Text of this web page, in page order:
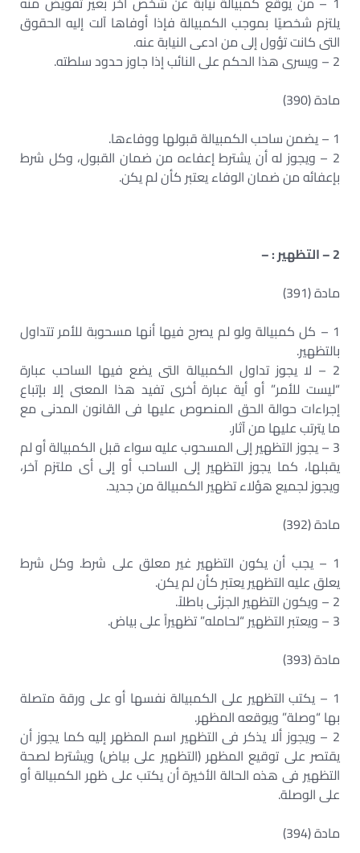
يلتزم شخصيًا بموجب الكمبيالة فإذا أوفاها آلت إليه الحقوق
التى كانت تؤول إلى من ادعى النيابة عنه.
2 – ويسرى هذا الحكم على النائب إذا جاوز حدود سلطته.
مادة (390)
1 – يضمن ساحب الكمبيالة قبولها ووفاءها.
2 – ويجوز له أن يشترط إعفاءه من ضمان القبول، وكل شرط
بإعفائه من ضمان الوفاء يعتبر كأن لم يكن.
2 – التظهير : –
مادة (391)
1 – كل كمبيالة ولو لم يصرح فيها أنها مسحوبة للأمر تتداول
بالتظهير.
2 – لا يجوز تداول الكمبيالة التى يضع فيها الساحب عبارة
“ليست للأمر” أو أية عبارة أخرى تفيد هذا المعنى إلا بإتباع
إجراءات حوالة الحق المنصوص عليها فى القانون المدنى مع
ما يترتب عليها من آثار.
3 – يجوز التظهير إلى المسحوب عليه سواء قبل الكمبيالة أو لم
يقبلها، كما يجوز التظهير إلى الساحب أو إلى أى ملتزم آخر،
ويجوز لجميع هؤلاء تظهير الكمبيالة من جديد.
مادة (392)
1 – يجب أن يكون التظهير غير معلق على شرط. وكل شرط
يعلق عليه التظهير يعتبر كأن لم يكن.
2 – ويكون التظهير الجزئى باطلاً.
3 – ويعتبر التظهير “لحامله” تظهيراً على بياض.
مادة (393)
1 – يكتب التظهير على الكمبيالة نفسها أو على ورقة متصلة
بها “وصلة” ويوقعه المظهر.
2 – ويجوز ألا يذكر فى التظهير اسم المظهر إليه كما يجوز أن
يقتصر على توقيع المظهر (التظهير على بياض) ويشترط لصحة
التظهير فى هذه الحالة الأخيرة أن يكتب على ظهر الكمبيالة أو
على الوصلة.
مادة (394)